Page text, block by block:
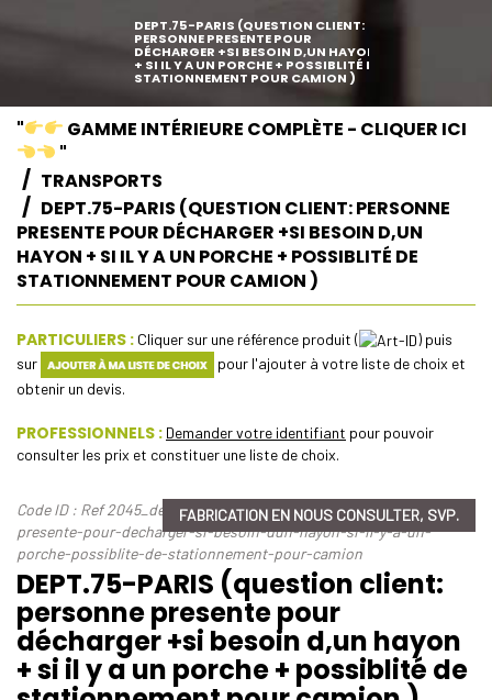
DEPT.75-PARIS (QUESTION CLIENT:
PERSONNE PRESENTE POUR
DÉCHARGER +SI BESOIN D,UN HAYON
+ SI IL Y A UN PORCHE + POSSIBLITÉ DE
STATIONNEMENT POUR CAMION )
"
GAMME INTÉRIEURE COMPLÈTE - CLIQUER ICI
"
TRANSPORTS
DEPT.75-PARIS (QUESTION CLIENT: PERSONNE
PRESENTE POUR DÉCHARGER +SI BESOIN D,UN
HAYON + SI IL Y A UN PORCHE + POSSIBLITÉ DE
STATIONNEMENT POUR CAMION )
PARTICULIERS : Cliquer sur une référence produit (
) puis
sur
pour l'ajouter à votre liste de choix et
obtenir un devis.
PROFESSIONNELS : Demander votre identifiant pour pouvoir
consulter les prix et constituer une liste de choix.
Code ID : Ref 2045_dept-75-paris-question-client-personne-
presente-pour-decharger-si-besoin-dun-hayon-si-il-y-a-un-
porche-possiblite-de-stationnement-pour-camion
DEPT.75-PARIS (question client:
personne presente pour
décharger +si besoin d,un hayon
+ si il y a un porche + possiblité de
FABRICATION EN NOUS CONSULTER, SVP.